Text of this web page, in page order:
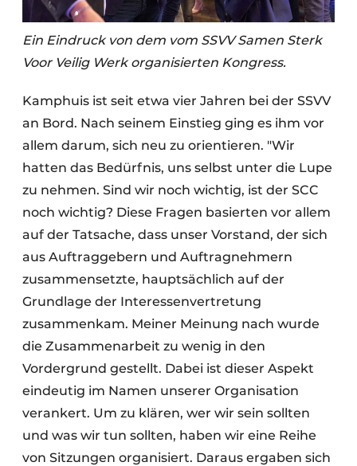
Ein Eindruck von dem vom SSVV Samen Sterk
Voor Veilig Werk organisierten Kongress.
Kamphuis ist seit etwa vier Jahren bei der SSVV
an Bord. Nach seinem Einstieg ging es ihm vor
allem darum, sich neu zu orientieren. "Wir
hatten das Bedürfnis, uns selbst unter die Lupe
zu nehmen. Sind wir noch wichtig, ist der SCC
noch wichtig? Diese Fragen basierten vor allem
auf der Tatsache, dass unser Vorstand, der sich
aus Auftraggebern und Auftragnehmern
zusammensetzte, hauptsächlich auf der
Grundlage der Interessenvertretung
zusammenkam. Meiner Meinung nach wurde
die Zusammenarbeit zu wenig in den
Vordergrund gestellt. Dabei ist dieser Aspekt
eindeutig im Namen unserer Organisation
verankert. Um zu klären, wer wir sein sollten
und was wir tun sollten, haben wir eine Reihe
von Sitzungen organisiert. Daraus ergaben sich